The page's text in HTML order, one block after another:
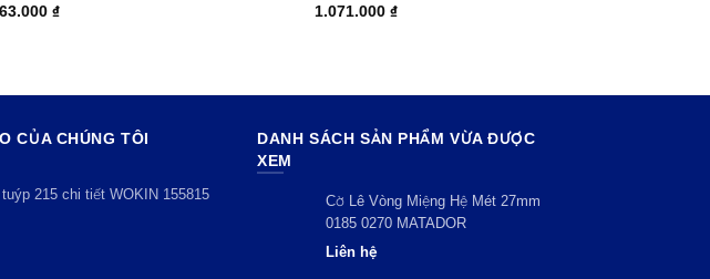
₫
1.071.000 ₫
CỦA CHÚNG TÔI
DANH SÁCH SẢN PHẨM VỪA ĐƯỢC
XEM
Cờ Lê Vòng Miệng Hệ Mét 27mm
0185 0270 MATADOR
Liên hệ